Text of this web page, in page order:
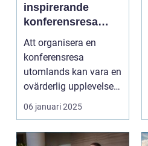
inspirerande
konferensresa
utomlands
Att organisera en
konferensresa
utomlands kan vara en
ovärderlig upplevelse
för föret...
06 januari 2025